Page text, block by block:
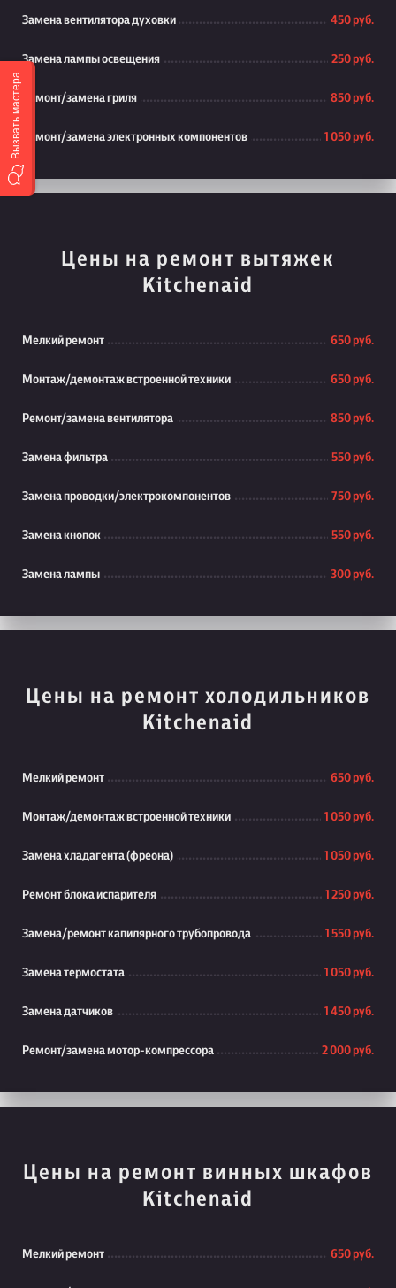
Замена вентилятора духовки 450 руб.
Замена лампы освещения 250 руб.
Ремонт/замена гриля 850 руб.
Ремонт/замена электронных компонентов 1 050 руб.
Цены на ремонт вытяжек
Kitchenaid
Мелкий ремонт 650 руб.
Монтаж/демонтаж встроенной техники 650 руб.
Ремонт/замена вентилятора 850 руб.
Замена фильтра 550 руб.
Замена проводки/электрокомпонентов 750 руб.
Замена кнопок 550 руб.
Замена лампы 300 руб.
Цены на ремонт холодильников
Kitchenaid
Мелкий ремонт 650 руб.
Монтаж/демонтаж встроенной техники 1 050 руб.
Замена хладагента (фреона) 1 050 руб.
Ремонт блока испарителя 1 250 руб.
Замена/ремонт капилярного трубопровода 1 550 руб.
Замена термостата 1 050 руб.
Замена датчиков 1 450 руб.
Ремонт/замена мотор-компрессора 2 000 руб.
Цены на ремонт винных шкафов
Kitchenaid
Мелкий ремонт 650 руб.
Вызвать мастера